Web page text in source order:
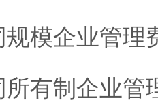
模企业管理
有制企业管